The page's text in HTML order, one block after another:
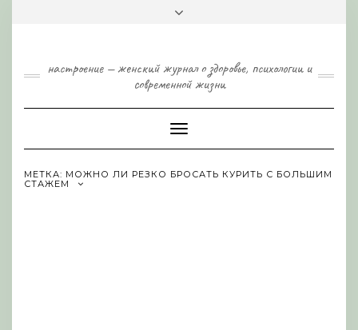
настроение — женский журнал о здоровье, психологии и
современной жизни
Toggle
Navigation
МЕТКА: МОЖНО ЛИ РЕЗКО БРОСАТЬ КУРИТЬ С БОЛЬШИМ
СТАЖЕМ